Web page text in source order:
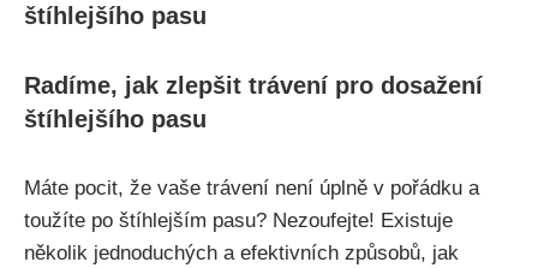
štíhlejšího pasu
Radíme,‍ jak zlepšit trávení pro dosažení
⁣štíhlejšího pasu
Máte pocit,⁤ že vaše trávení není ⁢úplně v pořádku‌ a
toužíte po štíhlejším pasu? Nezoufejte! Existuje
několik jednoduchých a efektivních ‌způsobů, jak⁣